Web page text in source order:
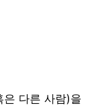
다른 사람)을